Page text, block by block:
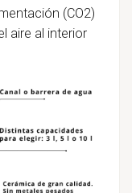
(CO2)
aire al interior